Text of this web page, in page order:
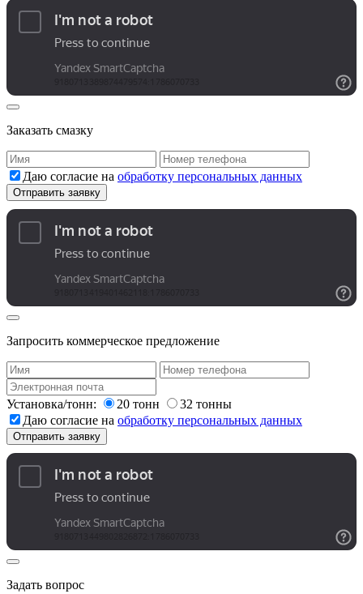
Заказать смазку
Даю согласие на обработку персональных данных
Запросить коммерческое предложение
Установка/тонн: 20 тонн
32 тонны
Даю согласие на обработку персональных данных
Задать вопрос